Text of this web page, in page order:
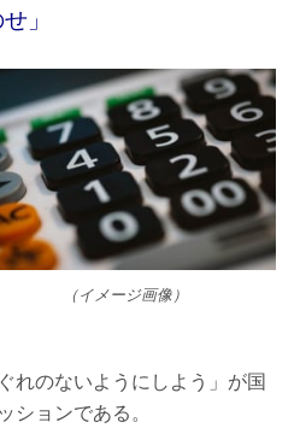
」
（イメージ画像）
れのないようにしよう」が国
ションである。